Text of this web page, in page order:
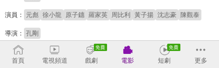
演員： 元彪 徐小龍 原子鏸 羅家英 周比利 黃子揚 沈志豪 陳觀泰
導演： 孔剛
# 古裝動作
首頁
電視頻道 戲劇 電影 短劇 更多